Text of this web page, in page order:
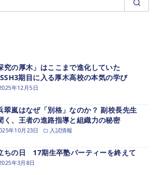
年12月5日
究の厚木」はここまで進化していた
期目に入る厚木高校の本気の学び
年10月23日 入試情報
翠嵐はなぜ「別格」なのか？ 副校長先生
く、王者の進路指導と組織力の秘密
年3月8日
ちの日 17期生卒塾パーティーを終えて